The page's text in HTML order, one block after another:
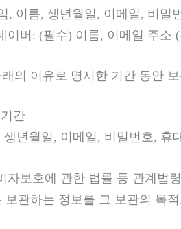
, 이름, 생년월일, 이메일, 비밀
이버: (필수) 이름, 이메일 주소
의 이유로 명시한 기간 동안
간
년월일, 이메일, 비밀번호,
자보호에 관한 법률 등 관계법
관하는 정보를 그 보관의 목